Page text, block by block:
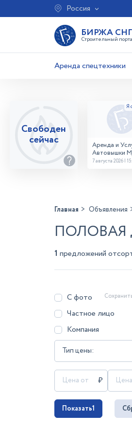
Россия
БИРЖА СНГ
Строительный
Аренда спецтехники
Свободен
сейчас
Аренда и
Автовышки
Домодедово
7 августа 2026 |
Главная Объявления
ПОЛОВАЯ
1 предложений
С фото
Частное лицо
Компания
Тип цены:
Показать1